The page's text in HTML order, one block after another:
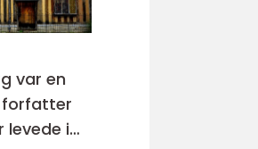
var en
levede i